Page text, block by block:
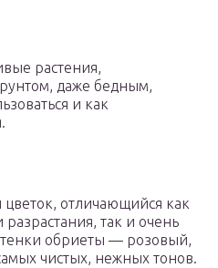
растения,
даже бедным,
и как
отличающийся как
так и очень
обриеты — розовый,
чистых, нежных тонов.